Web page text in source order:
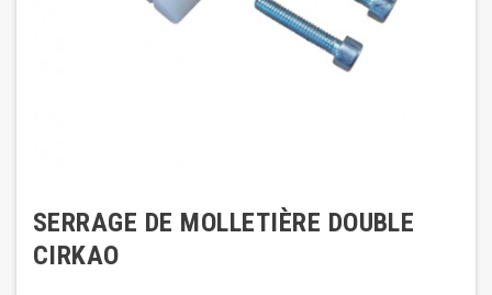
SERRAGE DE MOLLETIÈRE DOUBLE
CIRKAO